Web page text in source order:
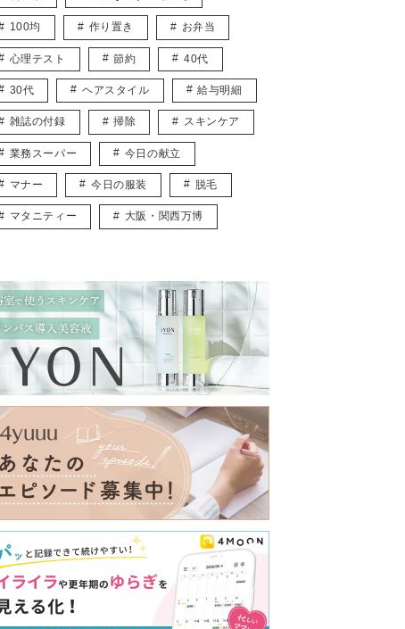
100均 作り置き お弁当
心理テスト 節約 40代
30代 ヘアスタイル 給与明細
雑誌の付録 掃除 スキンケア
業務スーパー 今日の献立
マナー 今日の服装 脱毛
マタニティー 大阪・関西万博